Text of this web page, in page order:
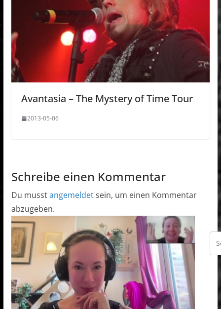
Avantasia – The Mystery of Time Tour
2013-05-06
Schreibe einen Kommentar
Du musstangemeldetsein, um einen Kommentar
abzugeben.